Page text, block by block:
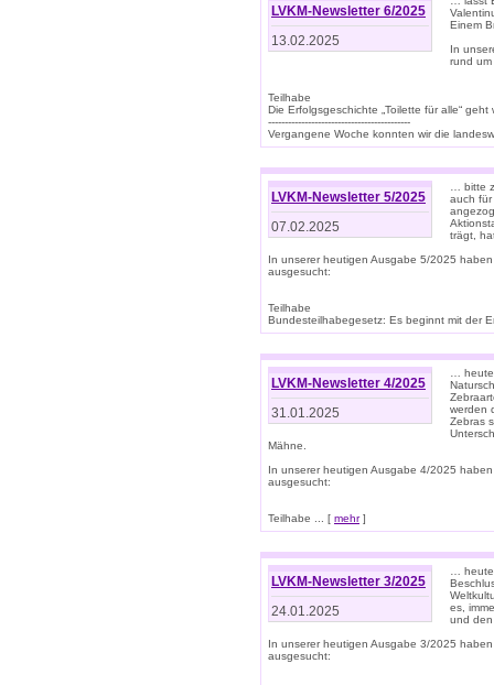
LVKM-Newsletter 6/2025
13.02.2025
Einem
In
rund
Teilhabe
Die Erfolgsgeschichte „Toilette für alle“
-------------------------------------------
Vergangene Woche konnten wir die
LVKM-Newsletter 5/2025
07.02.2025
… bitte
auch für
trägt,
In unserer heutigen Ausgabe 5/2025
ausgesucht:
Teilhabe
Bundesteilhabegesetz: Es beginnt mit der
LVKM-Newsletter 4/2025
31.01.2025
…
werden
Zebras
Mähne.
In unserer heutigen Ausgabe 4/2025
ausgesucht:
Teilhabe ... [ mehr]
LVKM-Newsletter 3/2025
24.01.2025
…
es,
und
In unserer heutigen Ausgabe 3/2025
ausgesucht: